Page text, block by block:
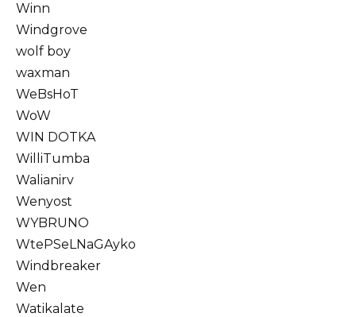
Winn
Windgrove
wolf boy
waxman
WeBsHoT
WoW
WIN DOTKA
WilliTumba
Walianirv
Wenyost
WYBRUNO
WtePSeLNaGAyko
Windbreaker
Wen
Watikalate